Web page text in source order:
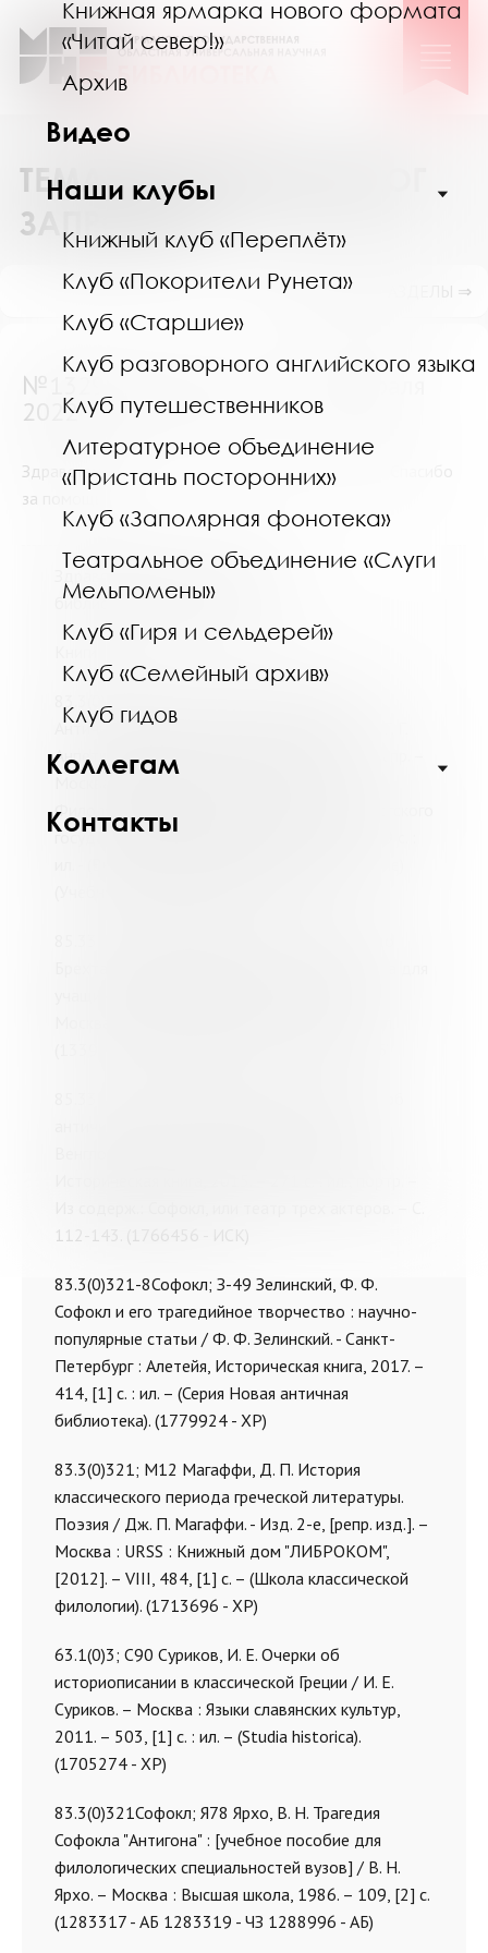
Книжная ярмарка нового формата
«Читай север!»
Архив
Видео
Наши клубы
Книжный клуб «Переплёт»
Клуб «Покорители Рунета»
Клуб «Старшие»
Клуб разговорного английского языка
Клуб путешественников
Литературное объединение
«Пристань посторонних»
Клуб «Заполярная фонотека»
Театральное объединение «Слуги
Мельпомены»
Клуб «Гиря и сельдерей»
Клуб «Семейный архив»
Клуб гидов
Коллегам
Контакты
ТЕМАТИЧЕСКИЙ КАТАЛОГ
ЗАПРОСОВ
№13290 (Мурманск) от 22 февраля
2022
Здравствуйте. Требуется литература о Софокле. Спасибо
за помощь
Здравствуйте. Предлагаем Вам
библиографический список:
83.3(0)32я73; А69 Анпеткова-Шарова, Г. Г.
Античная литература : [учебное пособие] / Г. Г.
Анпеткова-Шарова, В. С. Дуров. - 2-е изд., испр. –
Филологический факультет Санкт-Петербургского
государственного университета, 2005. – 479 с. :
112-143. (1766456 - ИСК)
83.3(0)321-8Софокл; З-49 Зелинский, Ф. Ф.
Софокл и его трагедийное творчество : научно-
популярные статьи / Ф. Ф. Зелинский. - Санкт-
Петербург : Алетейя, Историческая книга, 2017. –
414, [1] с. : ил. – (Серия Новая античная
библиотека). (1779924 - ХР)
83.3(0)321; М12 Магаффи, Д. П. История
классического периода греческой литературы.
Поэзия / Дж. П. Магаффи. - Изд. 2-е, [репр. изд.]. –
Москва : URSS : Книжный дом "ЛИБРОКОМ",
[2012]. – VIII, 484, [1] с. – (Школа классической
филологии). (1713696 - ХР)
63.1(0)3; С90 Суриков, И. Е. Очерки об
историописании в классической Греции / И. Е.
Суриков. – Москва : Языки славянских культур,
2011. – 503, [1] c. : ил. – (Studia historica).
(1705274 - ХР)
83.3(0)321Софокл; Я78 Ярхо, В. Н. Трагедия
Софокла "Антигона" : [учебное пособие для
филологических специальностей вузов] / В. Н.
Ярхо. – Москва : Высшая школа, 1986. – 109, [2] с.
(1283317 - АБ 1283319 - ЧЗ 1288996 - АБ)
ПОКАЗАТЬ ПОДРАЗДЕЛЫ ⇒